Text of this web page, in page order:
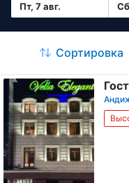
Пт, 7 авг.
Сортировка